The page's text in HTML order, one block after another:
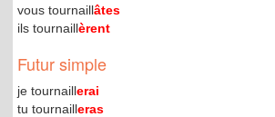
vous tournaillâtes
ils tournaillèrent
Futur simple
je tournaillerai
tu tournailleras